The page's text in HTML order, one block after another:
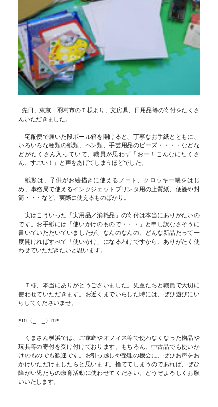
先日、東京・羽村市のＴ様より、文房具、日用品等の寄付をたくさ
んいただきました。
宅配便で届いた段ボール箱を開けると、丁寧なお手紙とともに、
いろいろな種類の紙類、ペン類、手芸用品のビーズ・・・・などな
どがたくさん入っていて、職員が思わず「おー！こんなにたくさ
ん、すごい！」と声をあげてしまうほどでした。
紙類は、子供がお絵描きに使えるノート、クロッキー帳をはじ
め、事務局で使えるインクジェットプリンタ用の上質紙、便箋や封
筒・・・など、実際に使えるものばかり。
実はこういった「実用品／消耗品」の寄付は本当にありがたいの
です。お手紙には「使いかけのもので・・・」と申し訳なさそうに
書いていただいていましたが、なんのなんの、どんな新品だって一
度開ければすべて「使いかけ」になるわけですから、ありがたく使
わせていただきたいと思います。
Ｔ様、本当にありがとうございました。児童たちと職員で大切に
使わせていただきます。お近くまでいらした時には、ぜひ遊びにい
らしてくださいませ。
<m（_ _）m>
くまさん横浜では、ご家庭やオフィス等で使わなくなった物品や
玩具等の寄付を受け付けております。もちろん、中古品でも使いか
けのものでも歓迎です。お引っ越しや整理の機会に、ぜひお声をお
かけいただけましたらと思います。捨ててしまうのであれば、ぜひ
障がい児たちの療育活動に使わせてください。どうぞよろしくお願
いいたします。